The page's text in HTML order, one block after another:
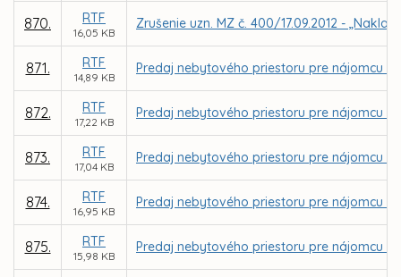
870. RTF
16,05 KB
Zrušenie uzn. MZ č. 400/17.09.2012 -
871. RTF
14,89 KB
Predaj nebytového priestoru pre nájomcu
872. RTF
17,22 KB
Predaj nebytového priestoru pre nájomcu
873. RTF
17,04 KB
Predaj nebytového priestoru pre nájomcu
874. RTF
16,95 KB
Predaj nebytového priestoru pre nájomcu
875. RTF
15,98 KB
Predaj nebytového priestoru pre nájomcu